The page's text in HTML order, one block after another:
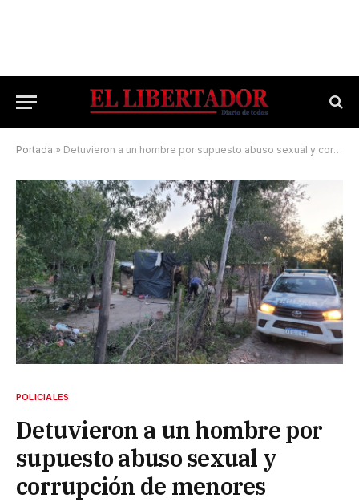
Portada » Detuvieron a un hombre por supuesto abuso sexual y corrupción de menores
POLICIALES
Detuvieron a un hombre por
supuesto abuso sexual y
corrupción de menores